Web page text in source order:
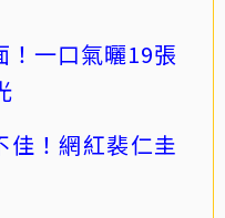
！一口氣曬19張
佳！網紅裴仁圭